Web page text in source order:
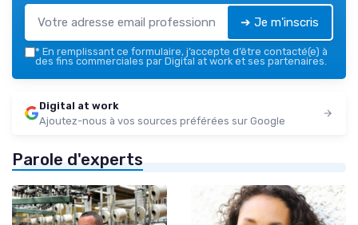
➔ Je m'inscris
* En remplissant ce formulaire, j’accepte d’être contacté(e) à
des fins commerciales par Digital at work et ses partenaires.
Digital at work
Ajoutez-nous à vos sources préférées sur Google
Parole d'experts